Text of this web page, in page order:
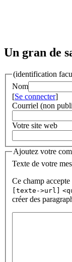
Un gran de
(identification
Nom
[Se connecter]
Courriel (non
Votre site web
Ajoutez votre
Texte de votre
Ce champ
[texte->url]
créer des